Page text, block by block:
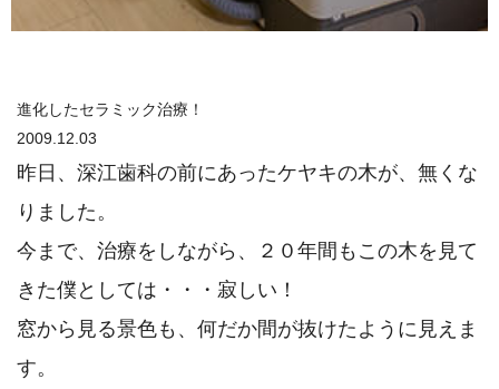
進化したセラミック治療！
2009.12.03
昨日、深江歯科の前にあったケヤキの木が、無くな
りました。
今まで、治療をしながら、２０年間もこの木を見て
きた僕としては・・・寂しい！
窓から見る景色も、何だか間が抜けたように見えま
す。